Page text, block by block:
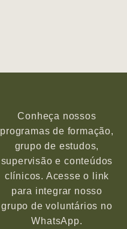
Conheça nossos
programas de formação,
grupo de estudos,
supervisão e conteúdos
clínicos. Acesse o link
para integrar nosso
grupo de voluntários no
WhatsApp.